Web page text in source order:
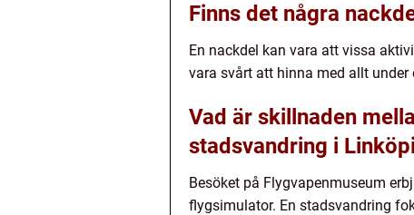
Finns det några
En nackdel kan vara att vissa
vara svårt att hinna med allt
Vad är skillnaden
stadsvandring i
Besöket på Flygvapenmuseum
flygsimulator. En stadsvandring